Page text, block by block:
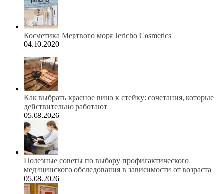
Косметика Мертвого моря Jericho Cosmetics
04.10.2020
Как выбрать красное вино к стейку: сочетания, которые
действительно работают
05.08.2026
Полезные советы по выбору профилактического
медицинского обследования в зависимости от возраста
05.08.2026